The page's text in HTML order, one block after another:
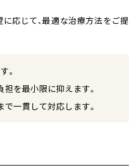
応じて、最適な治療方法をご提
。
を最小限に抑えます。
一貫して対応します。